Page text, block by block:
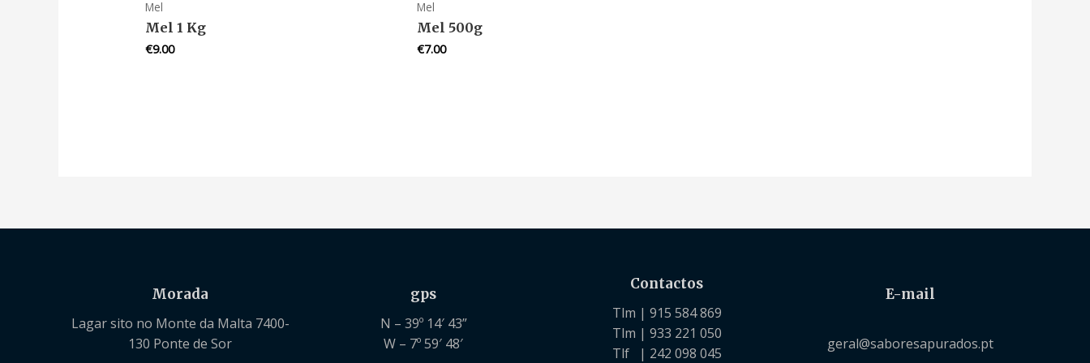
Mel
Mel 1 Kg
€9.00
Mel
Mel 500g
€7.00
Morada
Lagar sito no Monte da Malta 7400-
130 Ponte de Sor
gps
N – 39º 14′ 43”
W – 7º 59′ 48′
Contactos
Tlm | 915 584 869
Tlm | 933 221 050
Tlf | 242 098 045
E-mail
geral@saboresapurados.pt